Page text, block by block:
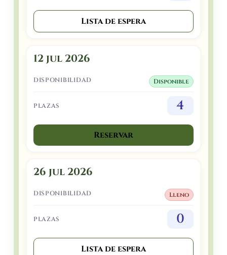
Lista de espera
12 jul 2026
DISPONIBILIDAD Disponible
PLAZAS 4
Reservar
26 jul 2026
DISPONIBILIDAD Lleno
PLAZAS 0
Lista de espera